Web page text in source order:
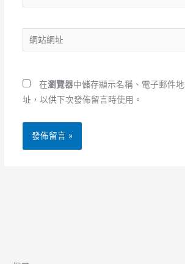
子
件
地
*
站
址
在瀏覽器中儲存顯示名稱、電子郵件
址，以供下次發佈留言時使用。